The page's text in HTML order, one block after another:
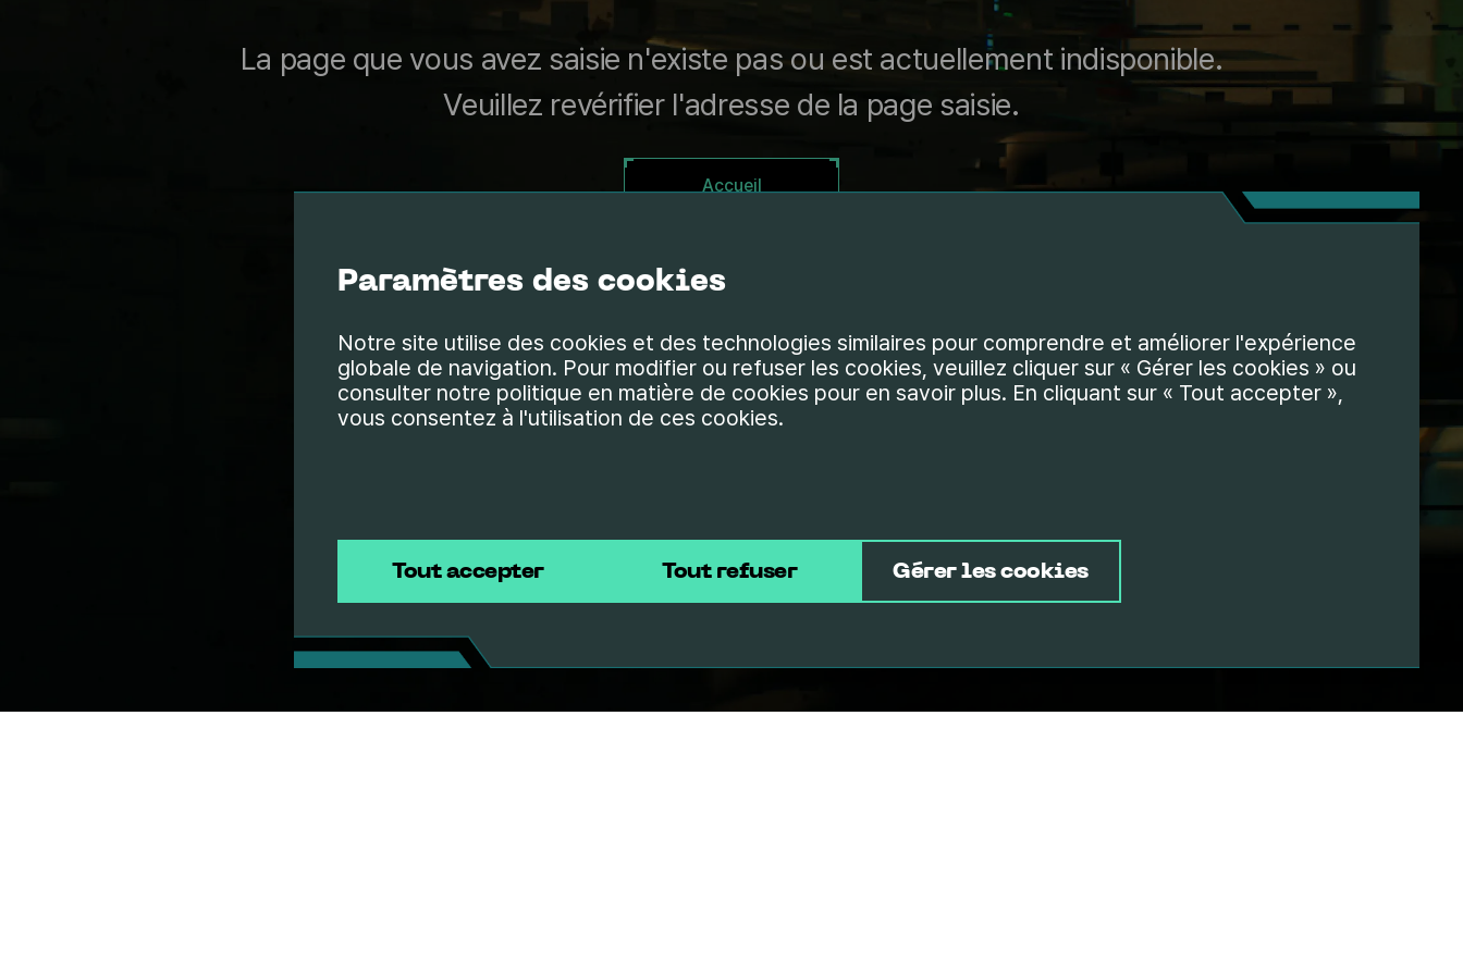
La page que vous avez saisie n'existe pas ou est actuellement indisponible.
Veuillez revérifier l'adresse de la page saisie.
Accueil
Paramètres des cookies
Notre site utilise des cookies et des technologies similaires pour comprendre et améliorer l'expérience
globale de navigation. Pour modifier ou refuser les cookies, veuillez cliquer sur « Gérer les cookies » ou
consulter notre politique en matière de cookies pour en savoir plus. En cliquant sur « Tout accepter »,
vous consentez à l'utilisation de ces cookies.
Tout accepter Tout refuser Gérer les cookies